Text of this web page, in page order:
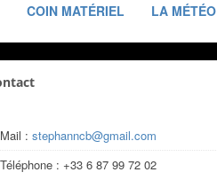
COIN MATÉRIEL LA MÉTÉO
Mail : stephanncb@gmail.com
Téléphone : +33 6 87 99 72 02